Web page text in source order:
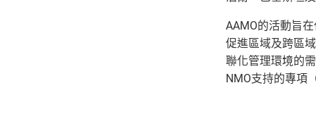
AAMO的活動旨
促進區域及跨區
聯化管理環境的
NMO支持的專項